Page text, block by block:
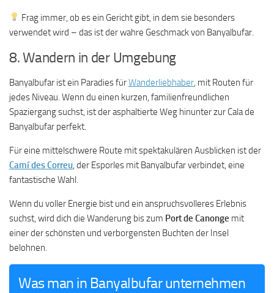
Frag immer, ob es ein Gericht gibt, in dem sie besonders
verwendet wird – das ist der wahre Geschmack von Banyalbufar.
8. Wandern in der Umgebung
Banyalbufar ist ein Paradies fürWanderliebhaber , mit Routen für
jedes Niveau. Wenn du einen kurzen, familienfreundlichen
Spaziergang suchst, ist der asphaltierte Weg hinunter zur Cala de
Banyalbufar perfekt.
Für eine mittelschwere Route mit spektakulären Ausblicken ist der
Camí des Correu , der Esporles mit Banyalbufar verbindet, eine
fantastische Wahl.
Wenn du voller Energie bist und ein anspruchsvolleres Erlebnis
suchst, wird dich die Wanderung bis zum Port de Canonge mit
einer der schönsten und verborgensten Buchten der Insel
belohnen.
Was man in Banyalbufar unternehmen